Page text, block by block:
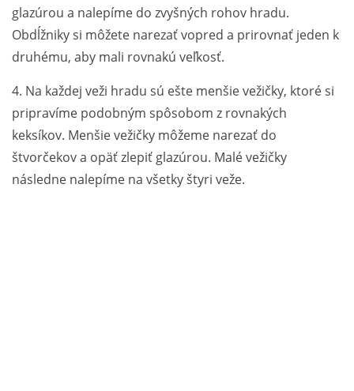
glazúrou a nalepíme do zvyšných rohov hradu.
Obdĺžniky si môžete narezať vopred a prirovnať jeden k
druhému, aby mali rovnakú veľkosť.
4. Na každej veži hradu sú ešte menšie vežičky, ktoré si
pripravíme podobným spôsobom z rovnakých
keksíkov. Menšie vežičky môžeme narezať do
štvorčekov a opäť zlepiť glazúrou. Malé vežičky
následne nalepíme na všetky štyri veže.